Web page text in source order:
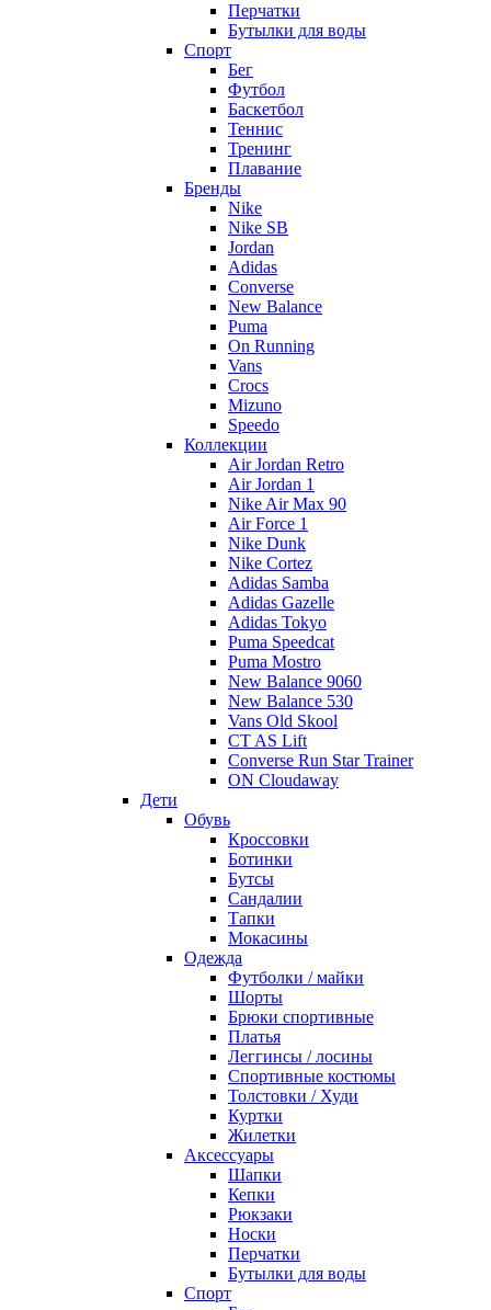
Перчатки
Бутылки для воды
Спорт
Бег
Футбол
Баскетбол
Теннис
Тренинг
Плавание
Бренды
Nike
Nike SB
Jordan
Adidas
Converse
New Balance
Puma
On Running
Vans
Crocs
Mizuno
Speedo
Коллекции
Air Jordan Retro
Air Jordan 1
Nike Air Max 90
Air Force 1
Nike Dunk
Nike Cortez
Adidas Samba
Adidas Gazelle
Adidas Tokyo
Puma Speedcat
Puma Mostro
New Balance 9060
New Balance 530
Vans Old Skool
CT AS Lift
Converse Run Star Trainer
ON Cloudaway
Дети
Обувь
Кроссовки
Ботинки
Бутсы
Сандалии
Тапки
Мокасины
Одежда
Футболки / майки
Шорты
Брюки спортивные
Платья
Леггинсы / лосины
Спортивные костюмы
Толстовки / Худи
Куртки
Жилетки
Аксессуары
Шапки
Кепки
Рюкзаки
Носки
Перчатки
Бутылки для воды
Спорт